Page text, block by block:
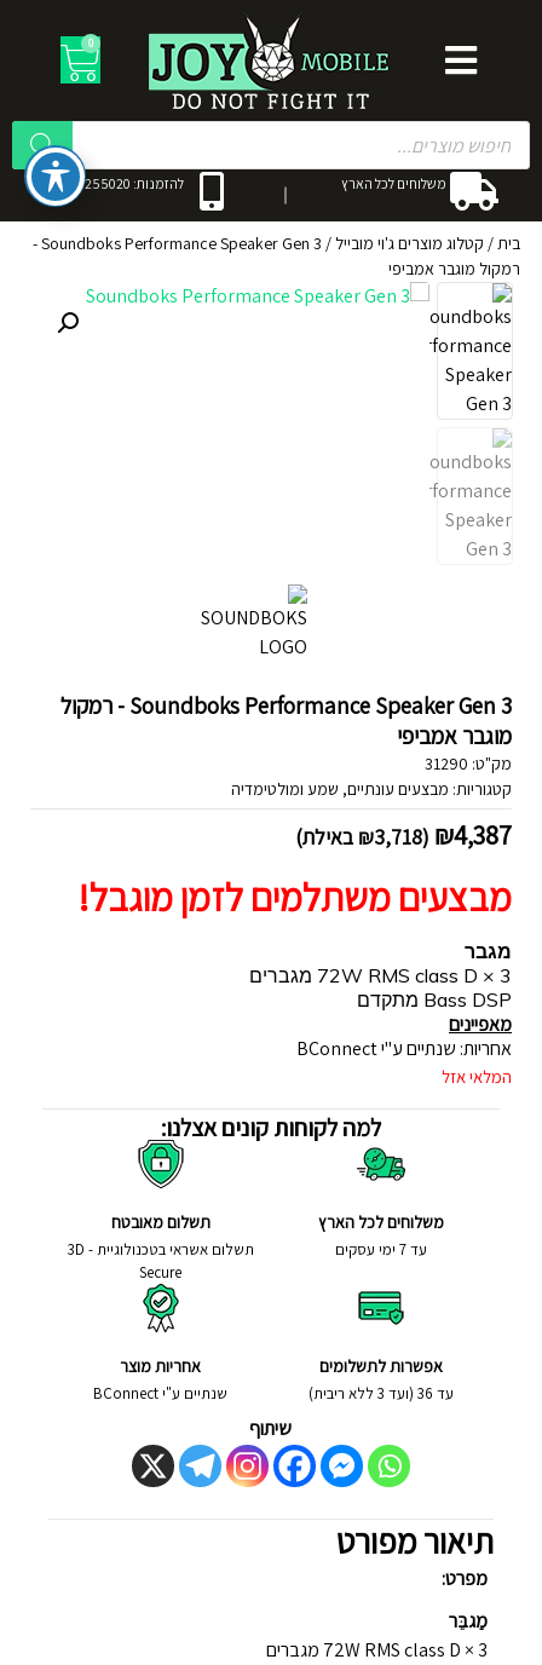
0
משלוחים לכל הארץ להזמנות: 053-3255020
בית/ קטלוג מוצרים ג'וי מובייל /
Soundboks Performance Speaker Gen 3 -
רמקול מוגבר אמביפי
Soundboks Performance Speaker Gen 3 - רמקול
מוגבר אמביפי
מק"ט: 31290
קטגוריות: מבצעים עונתיים, שמע ומולטימדיה
₪4,387
(
₪3,718 באילת)
מבצעים משתלמים לזמן מוגבל!
מגבר
3 × 72W RMS class D מגברים
Bass DSP מתקדם
מאפיינים
אחריות: שנתיים ע"י BConnect
המלאי אזל
למה לקוחות קונים אצלנו:
משלוחים לכל הארץ
עד 7 ימי עסקים
תשלום מאובטח
תשלום אשראי בטכנולוגיית - 3D
Secure
אפשרות לתשלומים
עד 36 (ועד 3 ללא ריבית)
אחריות מוצר
שנתיים ע"י BConnect
שיתוף
תיאור מפורט
מפרט:
מַגבֵּר
3 × 72W RMS class D מגברים